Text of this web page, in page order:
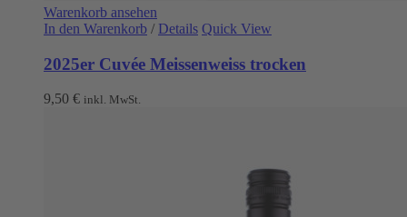
Warenkorb ansehen
In den Warenkorb / Details Quick View
2025er Cuvée Meissenweiss trocken
9,50 € inkl. MwSt.